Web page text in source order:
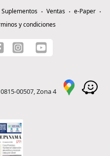
Suplementos Ventas
e-Paper
y condiciones
00507, Zona 4